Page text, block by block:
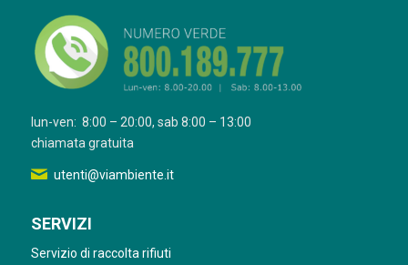
lun-ven: 8:00 – 20:00, sab 8:00 – 13:00
chiamata gratuita
utenti@viambiente.it
SERVIZI
Servizio di raccolta rifiuti